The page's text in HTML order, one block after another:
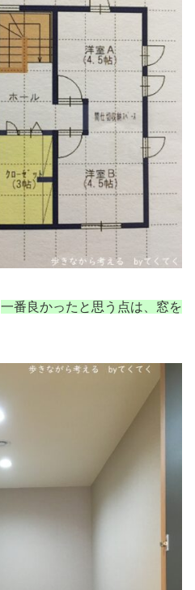
一番良かったと思う点は、窓を